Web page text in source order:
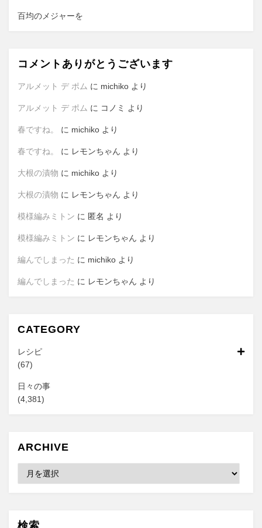
百均のメジャーを
コメントありがとうございます
アルメット デ ポム に michiko より
アルメット デ ポム に コノミ より
春ですね。 に michiko より
春ですね。 に レモンちゃん より
大根の漬物 に michiko より
大根の漬物 に レモンちゃん より
模様編みミトン に 匿名 より
模様編みミトン に レモンちゃん より
編んでしまった に michiko より
編んでしまった に レモンちゃん より
CATEGORY
レシピ
(67)
日々の事
(4,381)
ARCHIVE
Archive